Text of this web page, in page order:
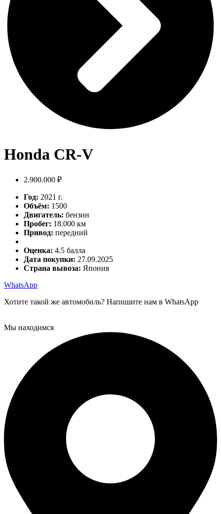
Honda CR-V
2.900.000 ₽
Год: 2021 г.
Объём: 1500
Двигатель: бензин
Пробег: 18.000 км
Привод: передний
Оценка: 4.5 балла
Дата покупки: 27.09.2025
Страна вывоза: Япония
WhatsApp
Хотите такой же автомобиль? Напишите нам в WhatsApp
Мы находимся